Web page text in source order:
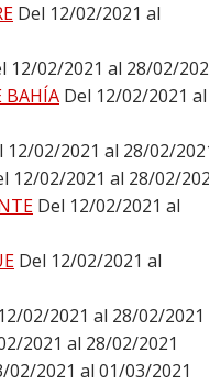
Del 12/02/2021 al
12/02/2021 al 28/02/
BAHÍA Del 12/02/2021 al
12/02/2021 al 28/02/
12/02/2021 al 28/02/
Del 12/02/2021 al
Del 12/02/2021 al
02/2021 al 28/02/2021
2021 al 28/02/2021
02/2021 al 01/03/2021